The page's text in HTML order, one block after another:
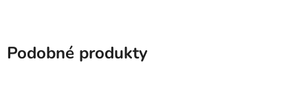
Podobné produkty